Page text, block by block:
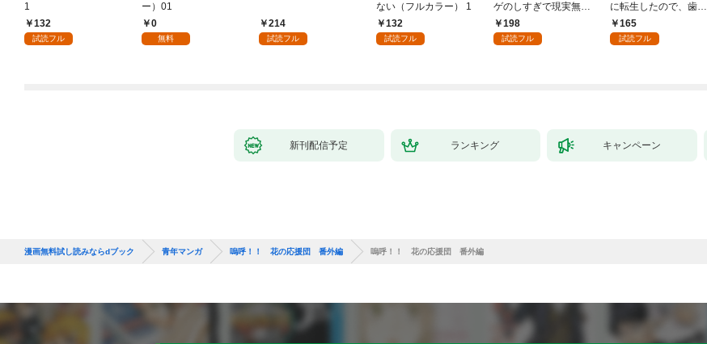
1
132
試読フル
ー）01
0
無料
214
試読フル
ない（フルカラー） 1
132
試読フル
ゲのしすぎで現実無双
～１198
試読フル
に転生したので、歯向
かうヤツはすべてぶん
殴って生きる事にしま
165
試読フル
新刊配信予定 ランキング キャンペーン
漫画無料試し読みならdブック 青年マンガ 嗚呼！！ 花の応援団 番外編 嗚呼！！ 花の応援団 番外編